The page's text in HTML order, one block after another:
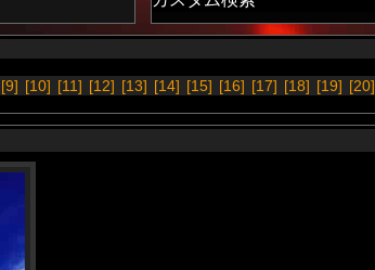
[9] [10] [11] [12] [13] [14] [15] [16] [17] [18] [19] [20]